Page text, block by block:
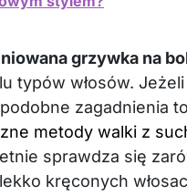
grzywka na
typów włosów. Jeżeli
zagadnienia to
metody walki z
sprawdza się
kręconych